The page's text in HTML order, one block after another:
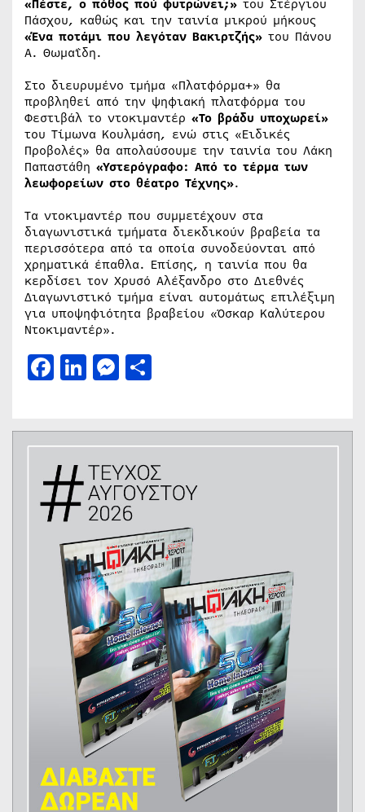
«Πέστε, ο πόθος πού φυτρώνει;» του Στέργιου
Πάσχου, καθώς και την ταινία μικρού μήκους
«Ένα ποτάμι που λεγόταν Βακιρτζής» του Πάνου
Α. Θωμαΐδη.
Στο διευρυμένο τμήμα «Πλατφόρμα+» θα
προβληθεί από την ψηφιακή πλατφόρμα του
Φεστιβάλ το ντοκιμαντέρ «Το βράδυ υποχωρεί»
του Τίμωνα Κουλμάση, ενώ στις «Ειδικές
Προβολές» θα απολαύσουμε την ταινία του Λάκη
Παπαστάθη «Υστερόγραφο: Από το τέρμα των
λεωφορείων στο θέατρο Τέχνης».
Τα ντοκιμαντέρ που συμμετέχουν στα
διαγωνιστικά τμήματα διεκδικούν βραβεία τα
περισσότερα από τα οποία συνοδεύονται από
χρηματικά έπαθλα. Επίσης, η ταινία που θα
κερδίσει τον Χρυσό Αλέξανδρο στο Διεθνές
Διαγωνιστικό τμήμα είναι αυτομάτως επιλέξιμη
για υποψηφιότητα βραβείου «Όσκαρ Καλύτερου
Ντοκιμαντέρ».
Facebook
LinkedIn
Messenger